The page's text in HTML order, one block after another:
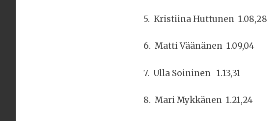
5. Kristiina Huttunen 1.08,28
6. Matti Väänänen 1.09,04
7. Ulla Soininen 1.13,31
8. Mari Mykkänen 1.21,24